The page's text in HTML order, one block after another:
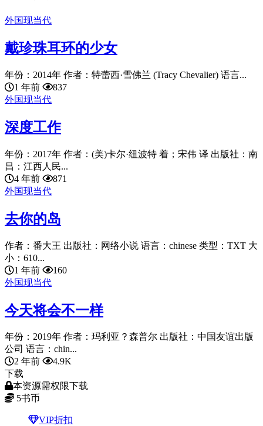
外国现当代
戴珍珠耳环的少女
年份：2014年 作者：特蕾西·雪佛兰 (Tracy Chevalier) 语言...
1 年前
837
外国现当代
深度工作
年份：2017年 作者：(美)卡尔·纽波特 着；宋伟 译 出版社：南
昌：江西人民...
4 年前
871
外国现当代
去你的岛
作者：番大王 出版社：网络小说 语言：chinese 类型：TXT 大
小：610...
1 年前
160
外国现当代
今天将会不一样
年份：2019年 作者：玛利亚？森普尔 出版社：中国友谊出版
公司 语言：chin...
2 年前
4.9K
下载
本资源需权限下载
5书币
VIP折扣